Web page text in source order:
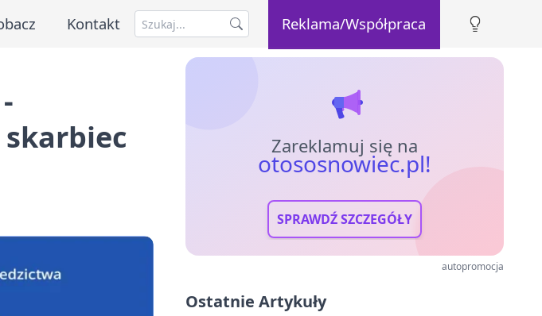
Kontakt Reklama/Współpraca
Zareklamuj się na
otososnowiec.pl!
SPRAWDŹ SZCZEGÓŁY
autopromocja
Ostatnie Artykuły